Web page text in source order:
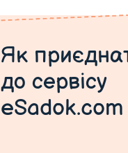
Як
до сервісу
eSadok.com